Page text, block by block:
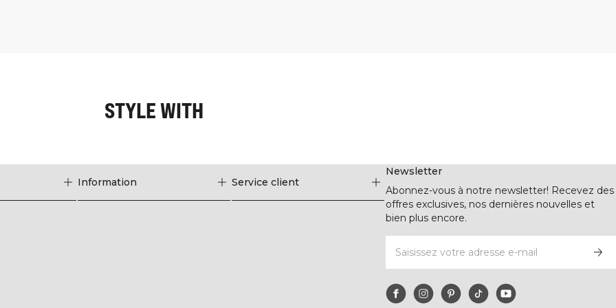
STYLE WITH
Information Service client
Newsletter
Abonnez-vous à notre newsletter! Recevez des
offres exclusives, nos dernières nouvelles et
bien plus encore.